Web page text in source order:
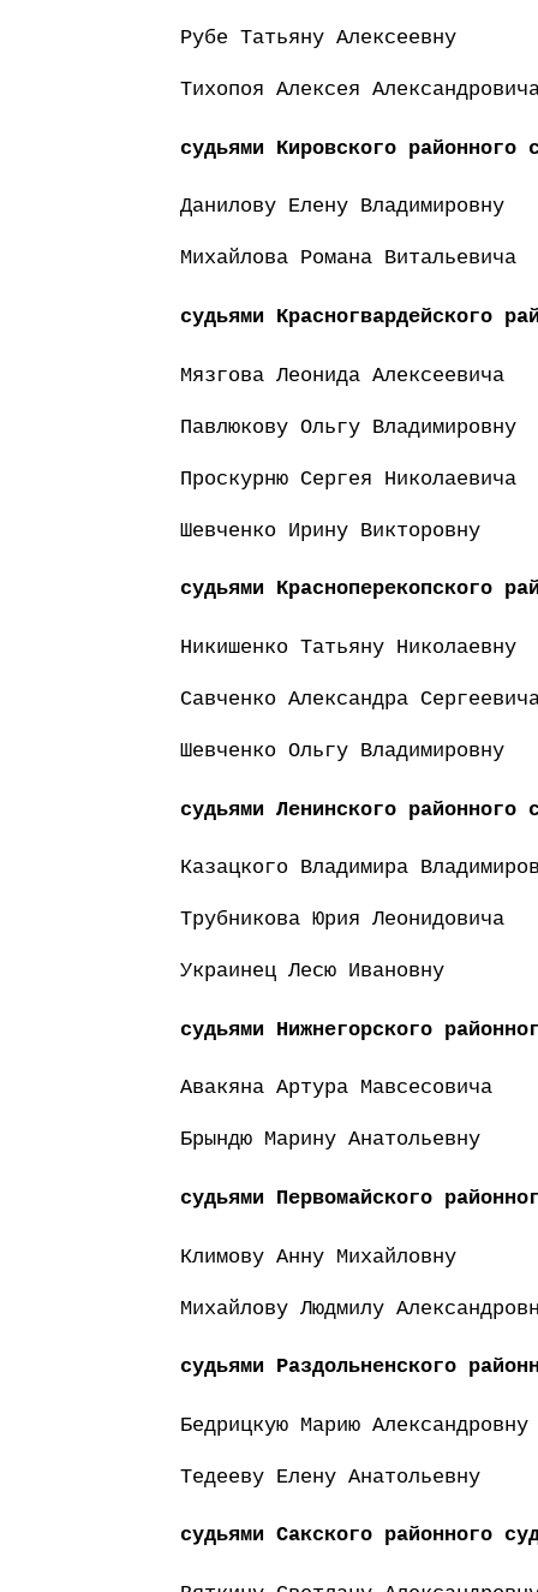
Рубе Татьяну Алексеевну
Тихопоя Алексея
судьями Кировского районного
Данилову Елену Владимировну
Михайлова Романа Витальевича
судьями Красногвардейского
Мязгова Леонида Алексеевича
Павлюкову Ольгу Владимировну
Проскурню Сергея Николаевича
Шевченко Ирину Викторовну
судьями Красноперекопского
Никишенко Татьяну Николаевну
Савченко Александра
Шевченко Ольгу Владимировну
судьями Ленинского районного
Казацкого Владимира
Трубникова Юрия Леонидовича
Украинец Лесю Ивановну
судьями Нижнегорского
Авакяна Артура Мавсесовича
Брындю Марину Анатольевну
судьями Первомайского
Климову Анну Михайловну
Михайлову Людмилу
судьями Раздольненского
Бедрицкую Марию Александровну
Тедееву Елену Анатольевну
судьями Сакского районного